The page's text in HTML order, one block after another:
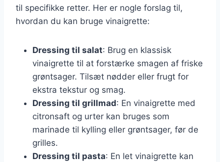
til specifikke retter. Her er nogle forslag til,
hvordan du kan bruge vinaigrette:
Dressing til salat: Brug en klassisk
vinaigrette til at forstærke smagen af friske
grøntsager. Tilsæt nødder eller frugt for
ekstra tekstur og smag.
Dressing til grillmad: En vinaigrette med
citronsaft og urter kan bruges som
marinade til kylling eller grøntsager, før de
grilles.
Dressing til pasta: En let vinaigrette kan